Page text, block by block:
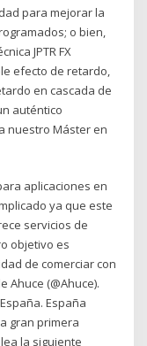
para mejorar la
o bien,
JPTR FX
efecto de retardo,
en cascada de
auténtico
nuestro Máster en
aplicaciones en
ya que este
servicios de
objetivo es
de comerciar con
Ahuce (@Ahuce).
España
gran primera
la siguiente